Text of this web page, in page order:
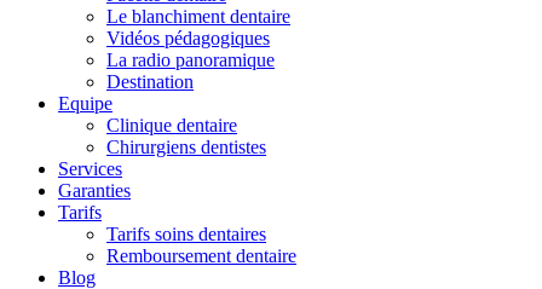
Le blanchiment dentaire
Vidéos pédagogiques
La radio panoramique
Destination
Equipe
Clinique dentaire
Chirurgiens dentistes
Services
Garanties
Tarifs
Tarifs soins dentaires
Remboursement dentaire
Blog